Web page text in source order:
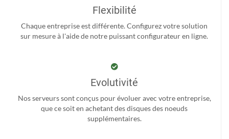
Flexibilité
Chaque entreprise est différente. Configurez votre solution
sur mesure à l'aide de notre puissant configurateur en ligne.
Evolutivité
Nos serveurs sont conçus pour évoluer avec votre entreprise,
que ce soit en achetant des disques des noeuds
supplémentaires.